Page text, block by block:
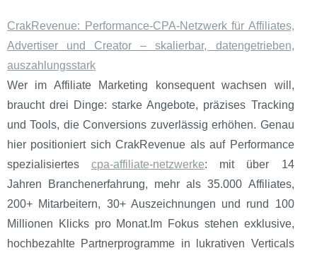
CrakRevenue: Performance‑CPA‑Netzwerk für Affiliates,
Advertiser und Creator – skalierbar, datengetrieben,
auszahlungsstark
Wer im Affiliate Marketing konsequent wachsen will,
braucht drei Dinge: starke Angebote, präzises Tracking
und Tools, die Conversions zuverlässig erhöhen. Genau
hier positioniert sich CrakRevenue als auf Performance
spezialisiertescpa-affiliate-netzwerke: mit über 14
Jahren Branchenerfahrung, mehr als 35.000 Affiliates,
200+ Mitarbeitern, 30+ Auszeichnungen und rund 100
Millionen Klicks pro Monat.Im Fokus stehen exklusive,
hochbezahlte Partnerprogramme in lukrativen Verticals